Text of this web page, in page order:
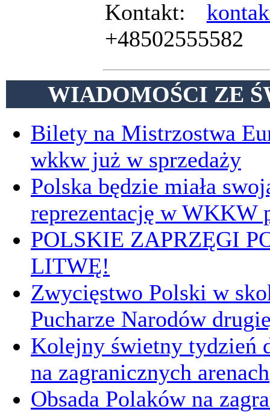
Kontakt:
+48502555582
WIADOMOŚCI ZE
Bilety na Mistrzostwa
wkkw już w sprzedaży
Polska będzie miała
reprezentację w WKKW
POLSKIE ZAPRZĘGI
LITWĘ!
Zwycięstwo Polski w
Pucharze Narodów
Kolejny świetny tydzień
na zagranicznych arenach
Obsada Polaków na